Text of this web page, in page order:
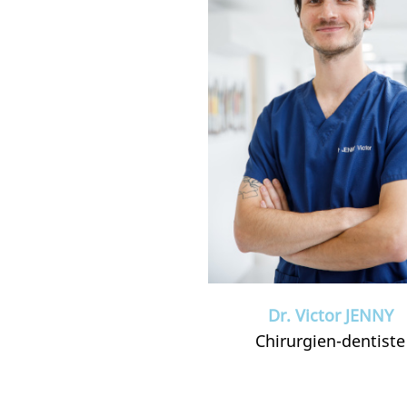
Dr. Victor JENNY
Chirurgien-dentiste